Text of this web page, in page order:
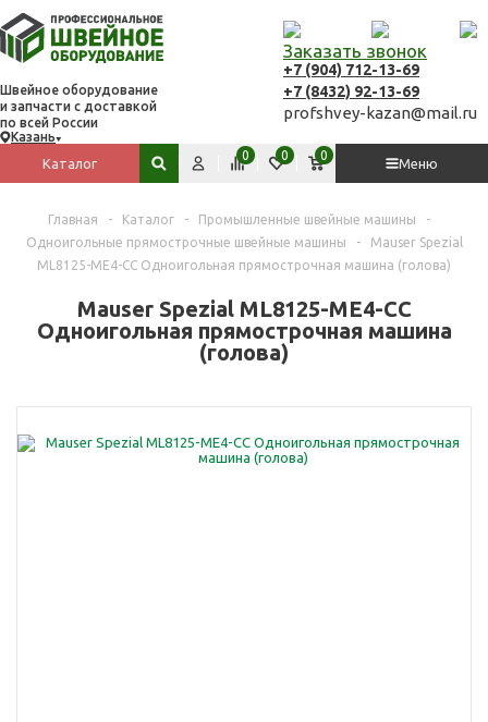
Швейное оборудование
и запчасти с доставкой
по всей России
Казань
Заказать звонок
+7 (904) 712-13-69
+7 (8432) 92-13-69
profshvey-kazan@mail.ru
Каталог
Меню
Поиск по сайту
Сравнить
0 Избранное
0 Корзина
0
Главная - Каталог - Промышленные швейные машины
-
Одноигольные прямострочные швейные машины
-
Mauser Spezial
ML8125-ME4-CC Одноигольная прямострочная машина (голова)
Mauser Spezial ML8125-ME4-CC
Одноигольная прямострочная машина
(голова)